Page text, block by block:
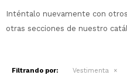
Inténtalo nuevamente con
otras secciones de nuestro
Filtrando por: Vestimenta